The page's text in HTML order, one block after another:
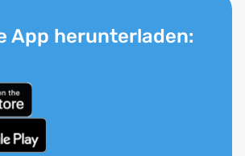
App herunterladen: